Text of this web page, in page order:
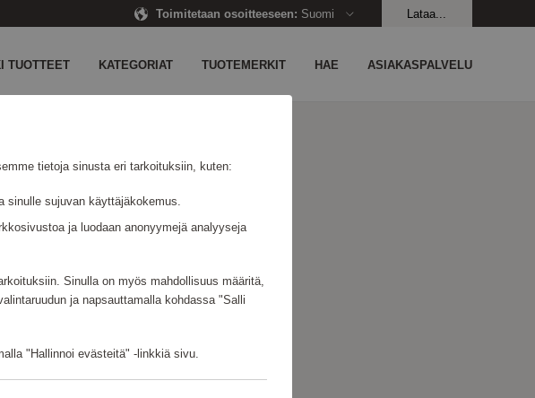
Toimitetaan osoitteeseen: Suomi Lataa...
TUOTTEET KATEGORIAT TUOTEMERKIT HAE ASIAKASPALVELU
tietoja sinusta eri tarkoituksiin, kuten:
sujuvan käyttäjäkokemus.
ja luodaan anonyymejä analyyseja
Sinulla on myös mahdollisuus määritä,
ja napsauttamalla kohdassa "Salli
"Hallinnoi evästeitä" -linkkiä sivu.